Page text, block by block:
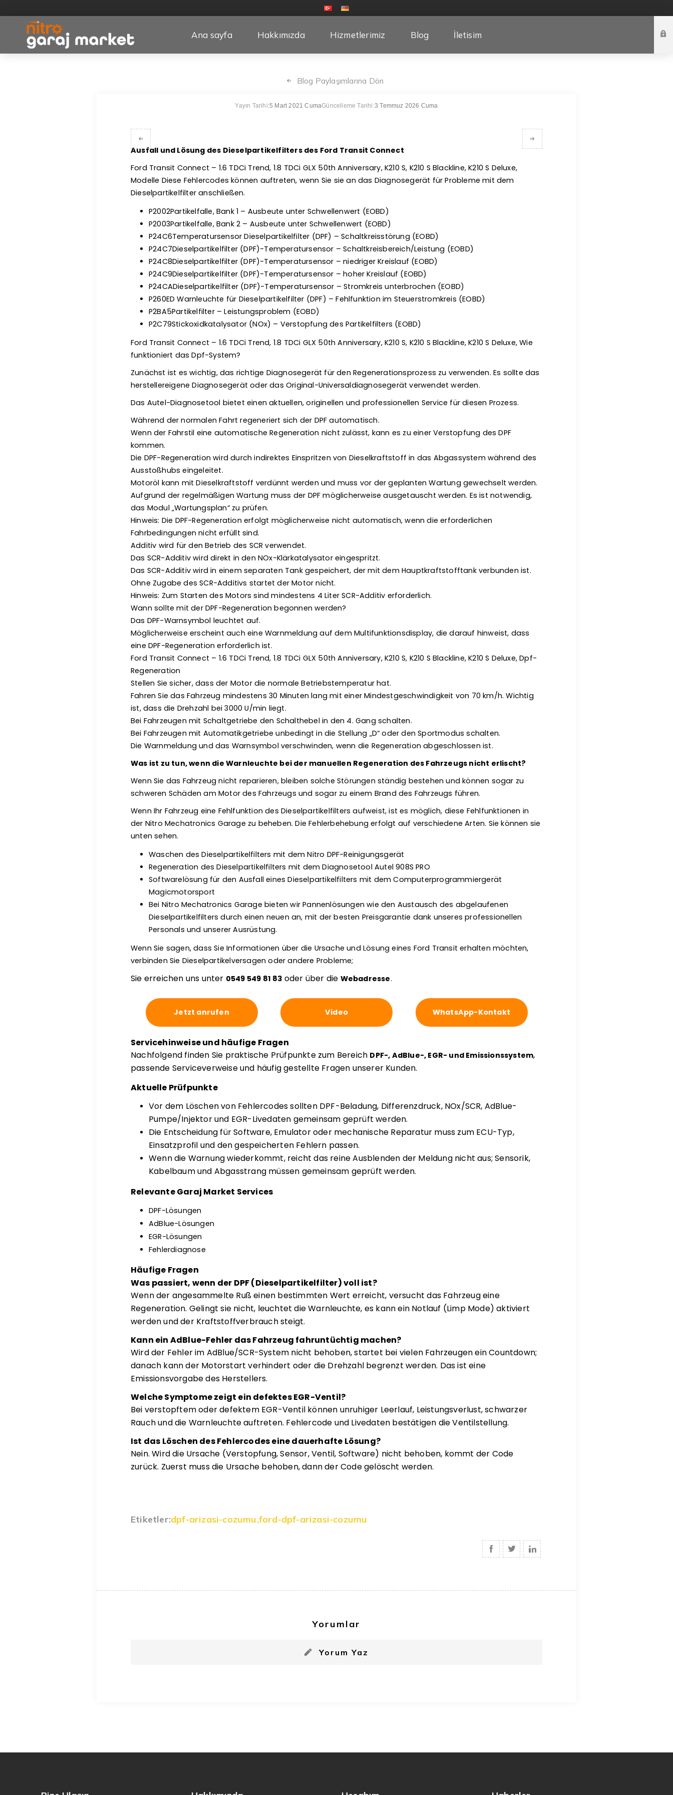
Ana sayfa Hakkımızda Hizmetlerimiz Blog İletisim
Blog Paylaşımlarına Dön
Yayın Tarihi:5 Mart 2021 CumaGüncelleme Tarihi:3 Temmuz 2026 Cuma
Ausfall und Lösung des Dieselpartikelfilters des Ford Transit Connect
Ford Transit Connect – 1.6 TDCi Trend, 1.8 TDCi GLX 50th Anniversary, K210 S, K210 S Blackline, K210 S Deluxe,
Modelle Diese Fehlercodes können auftreten, wenn Sie sie an das Diagnosegerät für Probleme mit dem
Dieselpartikelfilter anschließen.
P2002Partikelfalle, Bank 1 – Ausbeute unter Schwellenwert (EOBD)
P2003Partikelfalle, Bank 2 – Ausbeute unter Schwellenwert (EOBD)
P24C6Temperatursensor Dieselpartikelfilter (DPF) – Schaltkreisstörung (EOBD)
P24C7Dieselpartikelfilter (DPF)-Temperatursensor – Schaltkreisbereich/Leistung (EOBD)
P24C8Dieselpartikelfilter (DPF)-Temperatursensor – niedriger Kreislauf (EOBD)
P24C9Dieselpartikelfilter (DPF)-Temperatursensor – hoher Kreislauf (EOBD)
P24CADieselpartikelfilter (DPF)-Temperatursensor – Stromkreis unterbrochen (EOBD)
P260ED Warnleuchte für Dieselpartikelfilter (DPF) – Fehlfunktion im Steuerstromkreis (EOBD)
P2BA5Partikelfilter – Leistungsproblem (EOBD)
P2C79Stickoxidkatalysator (NOx) – Verstopfung des Partikelfilters (EOBD)
Ford Transit Connect – 1.6 TDCi Trend, 1.8 TDCi GLX 50th Anniversary, K210 S, K210 S Blackline, K210 S Deluxe, Wie
funktioniert das Dpf-System?
Zunächst ist es wichtig, das richtige Diagnosegerät für den Regenerationsprozess zu verwenden. Es sollte das
herstellereigene Diagnosegerät oder das Original-Universaldiagnosegerät verwendet werden.
Das Autel-Diagnosetool bietet einen aktuellen, originellen und professionellen Service für diesen Prozess.
Während der normalen Fahrt regeneriert sich der DPF automatisch.
Wenn der Fahrstil eine automatische Regeneration nicht zulässt, kann es zu einer Verstopfung des DPF
kommen.
Die DPF-Regeneration wird durch indirektes Einspritzen von Dieselkraftstoff in das Abgassystem während des
Ausstoßhubs eingeleitet.
Motoröl kann mit Dieselkraftstoff verdünnt werden und muss vor der geplanten Wartung gewechselt werden.
Aufgrund der regelmäßigen Wartung muss der DPF möglicherweise ausgetauscht werden. Es ist notwendig,
das Modul „Wartungsplan“ zu prüfen.
Hinweis: Die DPF-Regeneration erfolgt möglicherweise nicht automatisch, wenn die erforderlichen
Fahrbedingungen nicht erfüllt sind.
Additiv wird für den Betrieb des SCR verwendet.
Das SCR-Additiv wird direkt in den NOx-Klärkatalysator eingespritzt.
Das SCR-Additiv wird in einem separaten Tank gespeichert, der mit dem Hauptkraftstofftank verbunden ist.
Ohne Zugabe des SCR-Additivs startet der Motor nicht.
Hinweis: Zum Starten des Motors sind mindestens 4 Liter SCR-Additiv erforderlich.
Wann sollte mit der DPF-Regeneration begonnen werden?
Das DPF-Warnsymbol leuchtet auf.
Möglicherweise erscheint auch eine Warnmeldung auf dem Multifunktionsdisplay, die darauf hinweist, dass
eine DPF-Regeneration erforderlich ist.
Ford Transit Connect – 1.6 TDCi Trend, 1.8 TDCi GLX 50th Anniversary, K210 S, K210 S Blackline, K210 S Deluxe, Dpf-
Regeneration
Stellen Sie sicher, dass der Motor die normale Betriebstemperatur hat.
Fahren Sie das Fahrzeug mindestens 30 Minuten lang mit einer Mindestgeschwindigkeit von 70 km/h. Wichtig
ist, dass die Drehzahl bei 3000 U/min liegt.
Bei Fahrzeugen mit Schaltgetriebe den Schalthebel in den 4. Gang schalten.
Bei Fahrzeugen mit Automatikgetriebe unbedingt in die Stellung „D“ oder den Sportmodus schalten.
Die Warnmeldung und das Warnsymbol verschwinden, wenn die Regeneration abgeschlossen ist.
Was ist zu tun, wenn die Warnleuchte bei der manuellen Regeneration des Fahrzeugs nicht erlischt?
Wenn Sie das Fahrzeug nicht reparieren, bleiben solche Störungen ständig bestehen und können sogar zu
schweren Schäden am Motor des Fahrzeugs und sogar zu einem Brand des Fahrzeugs führen.
Wenn Ihr Fahrzeug eine Fehlfunktion des Dieselpartikelfilters aufweist, ist es möglich, diese Fehlfunktionen in
der Nitro Mechatronics Garage zu beheben. Die Fehlerbehebung erfolgt auf verschiedene Arten. Sie können sie
unten sehen.
Waschen des Dieselpartikelfilters mit dem Nitro DPF-Reinigungsgerät
Regeneration des Dieselpartikelfilters mit dem Diagnosetool Autel 908S PRO
Softwarelösung für den Ausfall eines Dieselpartikelfilters mit dem Computerprogrammiergerät
Magicmotorsport
Bei Nitro Mechatronics Garage bieten wir Pannenlösungen wie den Austausch des abgelaufenen
Dieselpartikelfilters durch einen neuen an, mit der besten Preisgarantie dank unseres professionellen
Personals und unserer Ausrüstung.
Wenn Sie sagen, dass Sie Informationen über die Ursache und Lösung eines Ford Transit erhalten möchten,
verbinden Sie Dieselpartikelversagen oder andere Probleme;
Sie erreichen uns unter 0549 549 81 83 oder über die Webadresse.
Jetzt anrufen Video WhatsApp-Kontakt
Servicehinweise und häufige Fragen
Nachfolgend finden Sie praktische Prüfpunkte zum Bereich DPF-, AdBlue-, EGR- und Emissionssystem,
passende Serviceverweise und häufig gestellte Fragen unserer Kunden.
Aktuelle Prüfpunkte
Vor dem Löschen von Fehlercodes sollten DPF-Beladung, Differenzdruck, NOx/SCR, AdBlue-
Pumpe/Injektor und EGR-Livedaten gemeinsam geprüft werden.
Die Entscheidung für Software, Emulator oder mechanische Reparatur muss zum ECU-Typ,
Einsatzprofil und den gespeicherten Fehlern passen.
Wenn die Warnung wiederkommt, reicht das reine Ausblenden der Meldung nicht aus; Sensorik,
Kabelbaum und Abgasstrang müssen gemeinsam geprüft werden.
Relevante Garaj Market Services
DPF-Lösungen
AdBlue-Lösungen
EGR-Lösungen
Fehlerdiagnose
Häufige Fragen
Was passiert, wenn der DPF (Dieselpartikelfilter) voll ist?
Wenn der angesammelte Ruß einen bestimmten Wert erreicht, versucht das Fahrzeug eine
Regeneration. Gelingt sie nicht, leuchtet die Warnleuchte, es kann ein Notlauf (Limp Mode) aktiviert
werden und der Kraftstoffverbrauch steigt.
Kann ein AdBlue-Fehler das Fahrzeug fahruntüchtig machen?
Wird der Fehler im AdBlue/SCR-System nicht behoben, startet bei vielen Fahrzeugen ein Countdown;
danach kann der Motorstart verhindert oder die Drehzahl begrenzt werden. Das ist eine
Emissionsvorgabe des Herstellers.
Welche Symptome zeigt ein defektes EGR-Ventil?
Bei verstopftem oder defektem EGR-Ventil können unruhiger Leerlauf, Leistungsverlust, schwarzer
Rauch und die Warnleuchte auftreten. Fehlercode und Livedaten bestätigen die Ventilstellung.
Ist das Löschen des Fehlercodes eine dauerhafte Lösung?
Nein. Wird die Ursache (Verstopfung, Sensor, Ventil, Software) nicht behoben, kommt der Code
zurück. Zuerst muss die Ursache behoben, dann der Code gelöscht werden.
Etiketler:dpf-arizasi-cozumu,ford-dpf-arizasi-cozumu
Yorumlar
Yorum Yaz